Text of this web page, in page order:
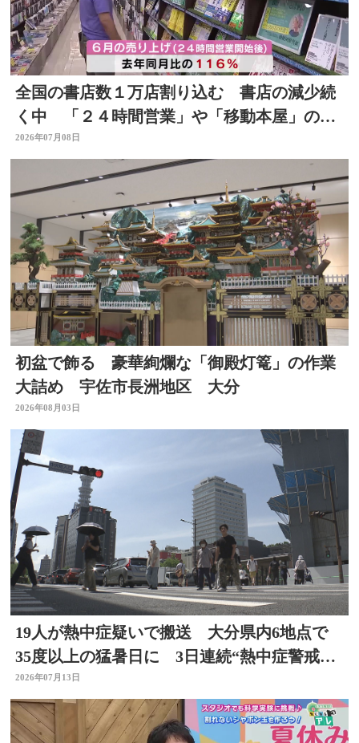
全国の書店数１万店割り込む 書店の減少続
く中 「２４時間営業」や「移動本屋」の取
り組みも 大分
2026年07月08日
初盆で飾る 豪華絢爛な「御殿灯篭」の作業
大詰め 宇佐市長洲地区 大分
2026年08月03日
19人が熱中症疑いで搬送 大分県内6地点で
35度以上の猛暑日に 3日連続“熱中症警戒ア
ラート”発表
2026年07月13日